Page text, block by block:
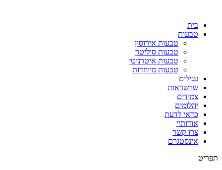
בית
טבעות
טבעות אירוסין
טבעות סוליטר
טבעות איטרניטי
טבעות מיוחדות
עגילים
שרשראות
צמידים
יהלומים
כדאי לדעת
אודותיי
צרו קשר
אינסטגרם
תפריט